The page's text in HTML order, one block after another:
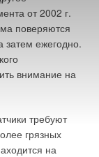
от 2002 г.
поверяются
затем ежегодно.
внимание на
требуют
грязных
на